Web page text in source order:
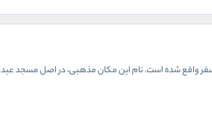
واقع شده است. نام این مکان مذهبی، در اصل مسجد